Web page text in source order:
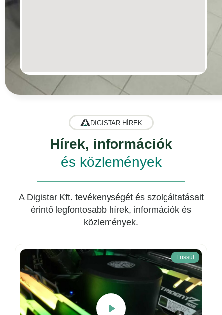
DIGISTAR HÍREK
Hírek, információk
és közlemények
A Digistar Kft. tevékenységét és szolgáltatásait
érintő legfontosabb hírek, információk és
közlemények.
Frissül